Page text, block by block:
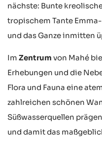
nächste: Bunte
tropischem Tante
und das Ganze inmitten
Im Zentrum von Mahé
Erhebungen und die
Flora und Fauna eine
zahlreichen schönen
Süßwasserquellen
und damit das